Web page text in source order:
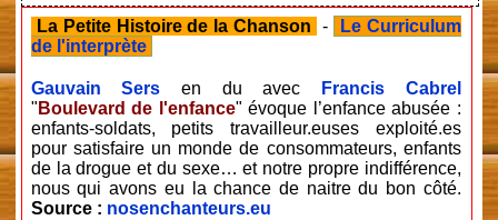
La Petite Histoire de la Chanson -
Le Curriculum
de l'interprète
Gauvain Sers en du avec
Francis Cabrel
" Boulevard de l'enfance" évoque l’enfance abusée :
enfants-soldats, petits travailleur.euses exploité.es
pour satisfaire un monde de consommateurs, enfants
de la drogue et du sexe… et notre propre indifférence,
nous qui avons eu la chance de naitre du bon côté.
Source : nosenchanteurs.eu